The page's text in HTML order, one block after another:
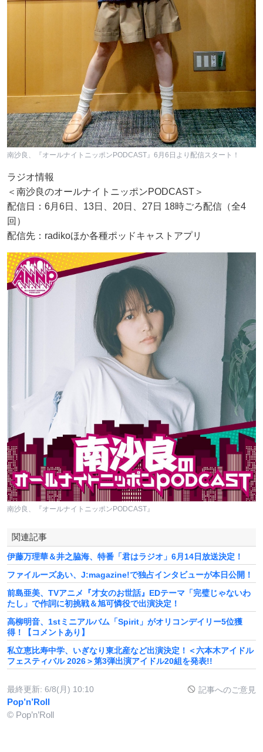
南沙良、『オールナイトニッポンPODCAST』6月6日より配信スタート！
ラジオ情報
＜南沙良のオールナイトニッポンPODCAST＞
配信日：6月6日、13日、20日、27日 18時ごろ配信（全4
回）
配信先：radikoほか各種ポッドキャストアプリ
南沙良、『オールナイトニッポンPODCAST』
関連記事
伊藤万理華＆井之脇海、特番「君はラジオ」6月14日放送決定！
ファイルーズあい、J:magazine!で独占インタビューが本日公開！
前島亜美、TVアニメ『才女のお世話』EDテーマ「完璧じゃないわ
たし」で作詞に初挑戦＆旭可憐役で出演決定！
高柳明音、1stミニアルバム「Spirit」がオリコンデイリー5位獲
得！【コメントあり】
私立恵比寿中学、いぎなり東北産など出演決定！＜六本木アイドル
フェスティバル 2026＞第3弾出演アイドル20組を発表!!
最終更新: 6/8(月) 10:10 記事へのご意見
Pop’n’Roll
© Pop’n’Roll